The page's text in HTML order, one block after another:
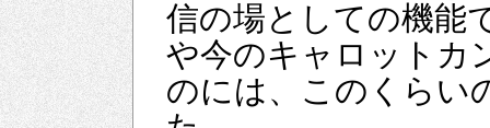
信の場としての機能
や今のキャロットカ
のには、このくらい